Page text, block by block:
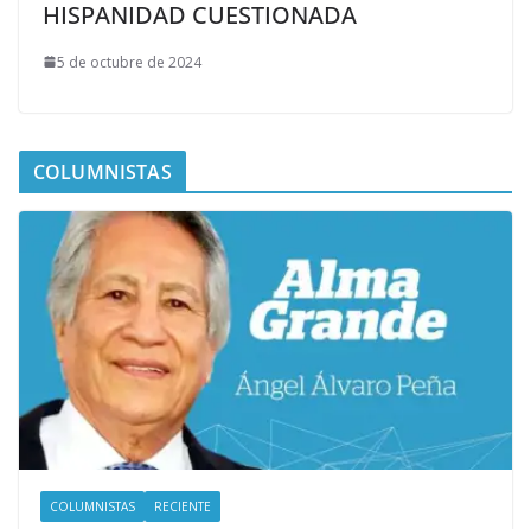
HISPANIDAD CUESTIONADA
5 de octubre de 2024
COLUMNISTAS
COLUMNISTAS RECIENTE